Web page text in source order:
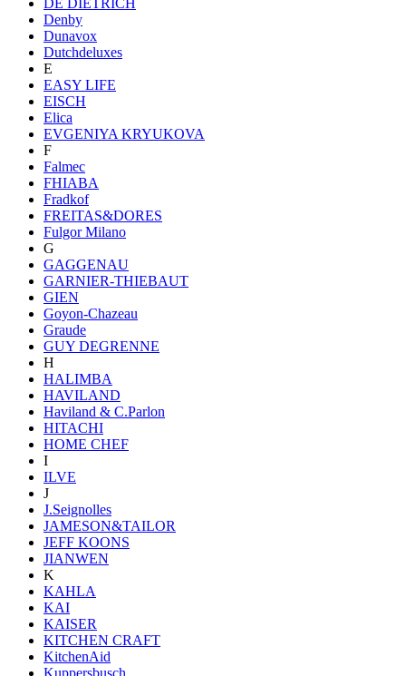
Denby
Dunavox
Dutchdeluxes
E
EASY LIFE
EISCH
Elica
EVGENIYA KRYUKOVA
F
Falmec
FHIABA
Fradkof
FREITAS&DORES
Fulgor Milano
G
GAGGENAU
GARNIER-THIEBAUT
GIEN
Goyon-Chazeau
Graude
GUY DEGRENNE
H
HALIMBA
HAVILAND
Haviland & C.Parlon
HITACHI
HOME CHEF
I
ILVE
J
J.Seignolles
JAMESON&TAILOR
JEFF KOONS
JIANWEN
K
KAHLA
KAI
KAISER
KITCHEN CRAFT
KitchenAid
Kuppersbusch